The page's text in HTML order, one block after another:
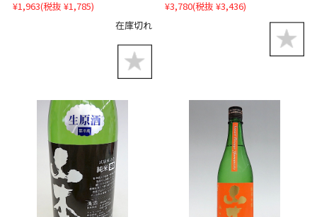
¥1,963(税抜 ¥1,785)
在庫切れ
¥3,780(税抜 ¥3,436)